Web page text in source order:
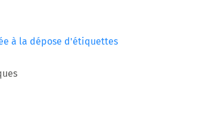
à la dépose d'étiquettes